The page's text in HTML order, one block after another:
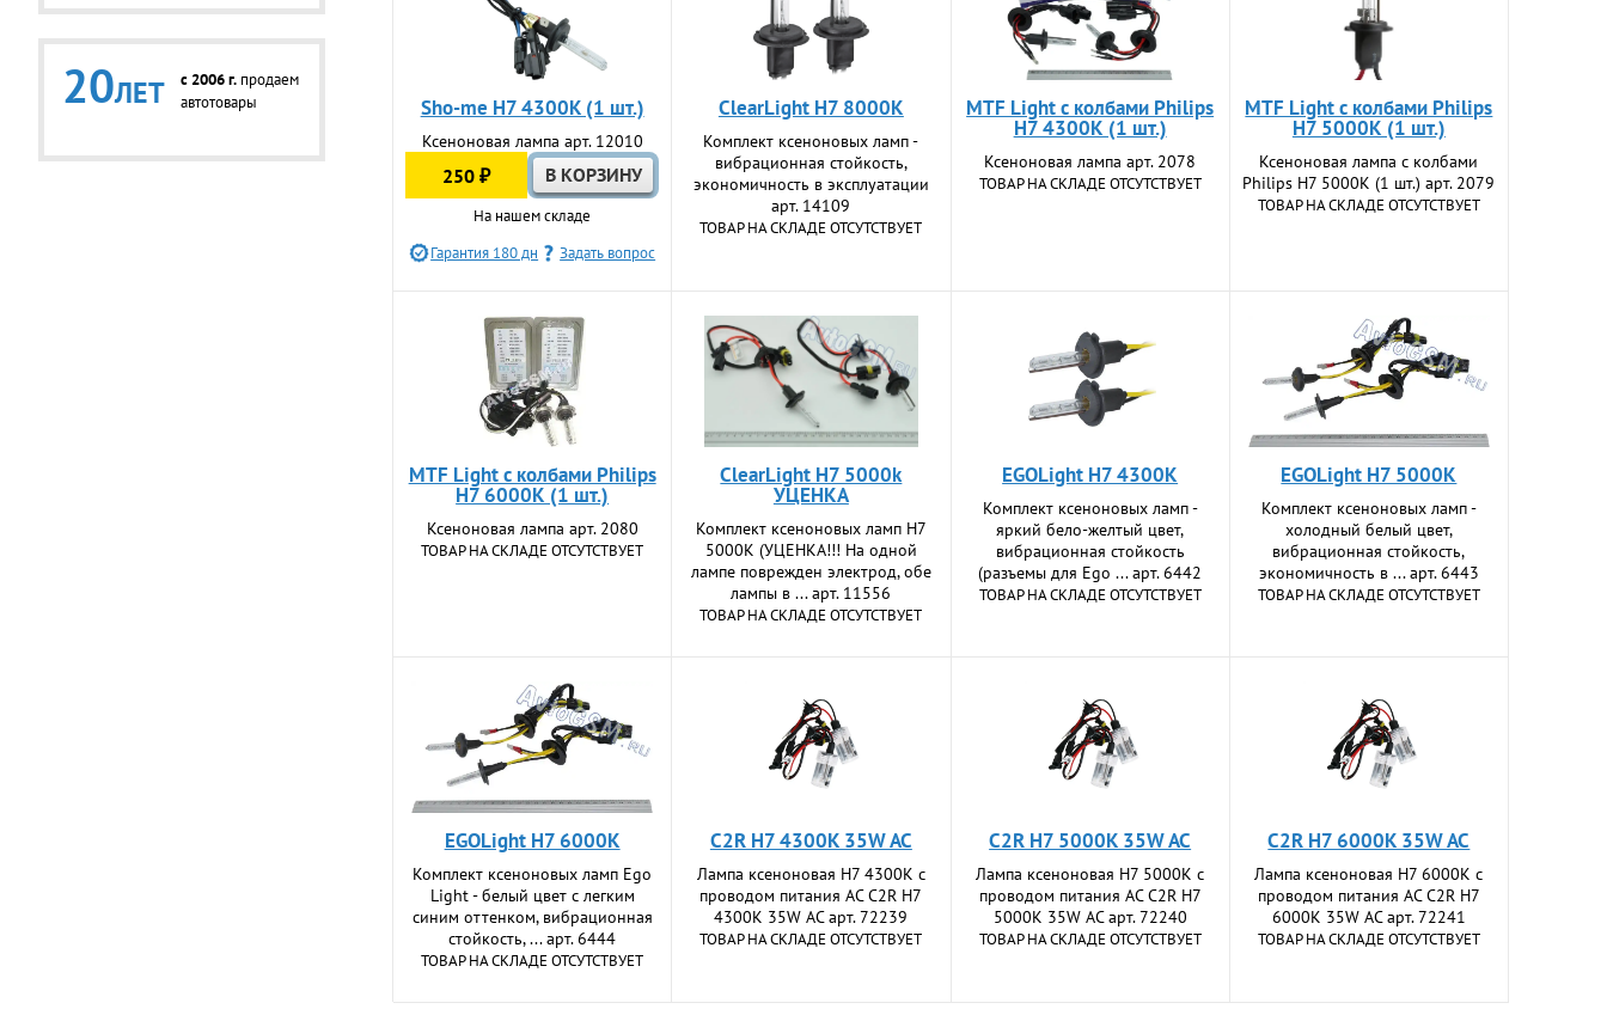
20ЛЕТ c 2006 г. продаем
автотовары
Sho-me H7 4300K (1 шт.)
Ксеноновая лампа арт. 12010
250 ₽
На нашем складе
Гарантия 180 дн
Задать вопрос
ClearLight H7 8000K
Комплект ксеноновых ламп -
вибрационная стойкость,
экономичность в эксплуатации
арт. 14109
ТОВАР НА СКЛАДЕ ОТСУТСТВУЕТ
MTF Light с колбами Philips
H7 4300К (1 шт.)
Ксеноновая лампа арт. 2078
ТОВАР НА СКЛАДЕ ОТСУТСТВУЕТ
MTF Light с колбами Philips
H7 5000К (1 шт.)
Ксеноновая лампа с колбами
Philips H7 5000К (1 шт.) арт. 2079
ТОВАР НА СКЛАДЕ ОТСУТСТВУЕТ
MTF Light с колбами Philips
H7 6000К (1 шт.)
Ксеноновая лампа арт. 2080
ТОВАР НА СКЛАДЕ ОТСУТСТВУЕТ
ClearLight H7 5000k
УЦЕНКА
Комплект ксеноновых ламп H7
5000K (УЦЕНКА!!! На одной
лампе поврежден электрод, обе
лампы в ... арт. 11556
ТОВАР НА СКЛАДЕ ОТСУТСТВУЕТ
EGOLight H7 4300K
Комплект ксеноновых ламп -
яркий бело-желтый цвет,
вибрационная стойкость
(разъемы для Ego ... арт. 6442
ТОВАР НА СКЛАДЕ ОТСУТСТВУЕТ
EGOLight H7 5000K
Комплект ксеноновых ламп -
холодный белый цвет,
вибрационная стойкость,
экономичность в ... арт. 6443
ТОВАР НА СКЛАДЕ ОТСУТСТВУЕТ
EGOLight H7 6000K
Комплект ксеноновых ламп Ego
Light - белый цвет с легким
синим оттенком, вибрационная
стойкость, ... арт. 6444
ТОВАР НА СКЛАДЕ ОТСУТСТВУЕТ
C2R H7 4300K 35W AC
Лампа ксеноновая H7 4300K с
проводом питания АС C2R H7
4300K 35W AC арт. 72239
ТОВАР НА СКЛАДЕ ОТСУТСТВУЕТ
C2R H7 5000K 35W AC
Лампа ксеноновая H7 5000K с
проводом питания АС C2R H7
5000K 35W AC арт. 72240
ТОВАР НА СКЛАДЕ ОТСУТСТВУЕТ
C2R H7 6000K 35W AC
Лампа ксеноновая H7 6000K с
проводом питания АС C2R H7
6000K 35W AC арт. 72241
ТОВАР НА СКЛАДЕ ОТСУТСТВУЕТ